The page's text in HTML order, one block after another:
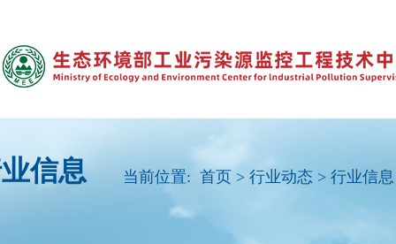
信息 当前位置: 首页 > 行业动态 > 行业信息